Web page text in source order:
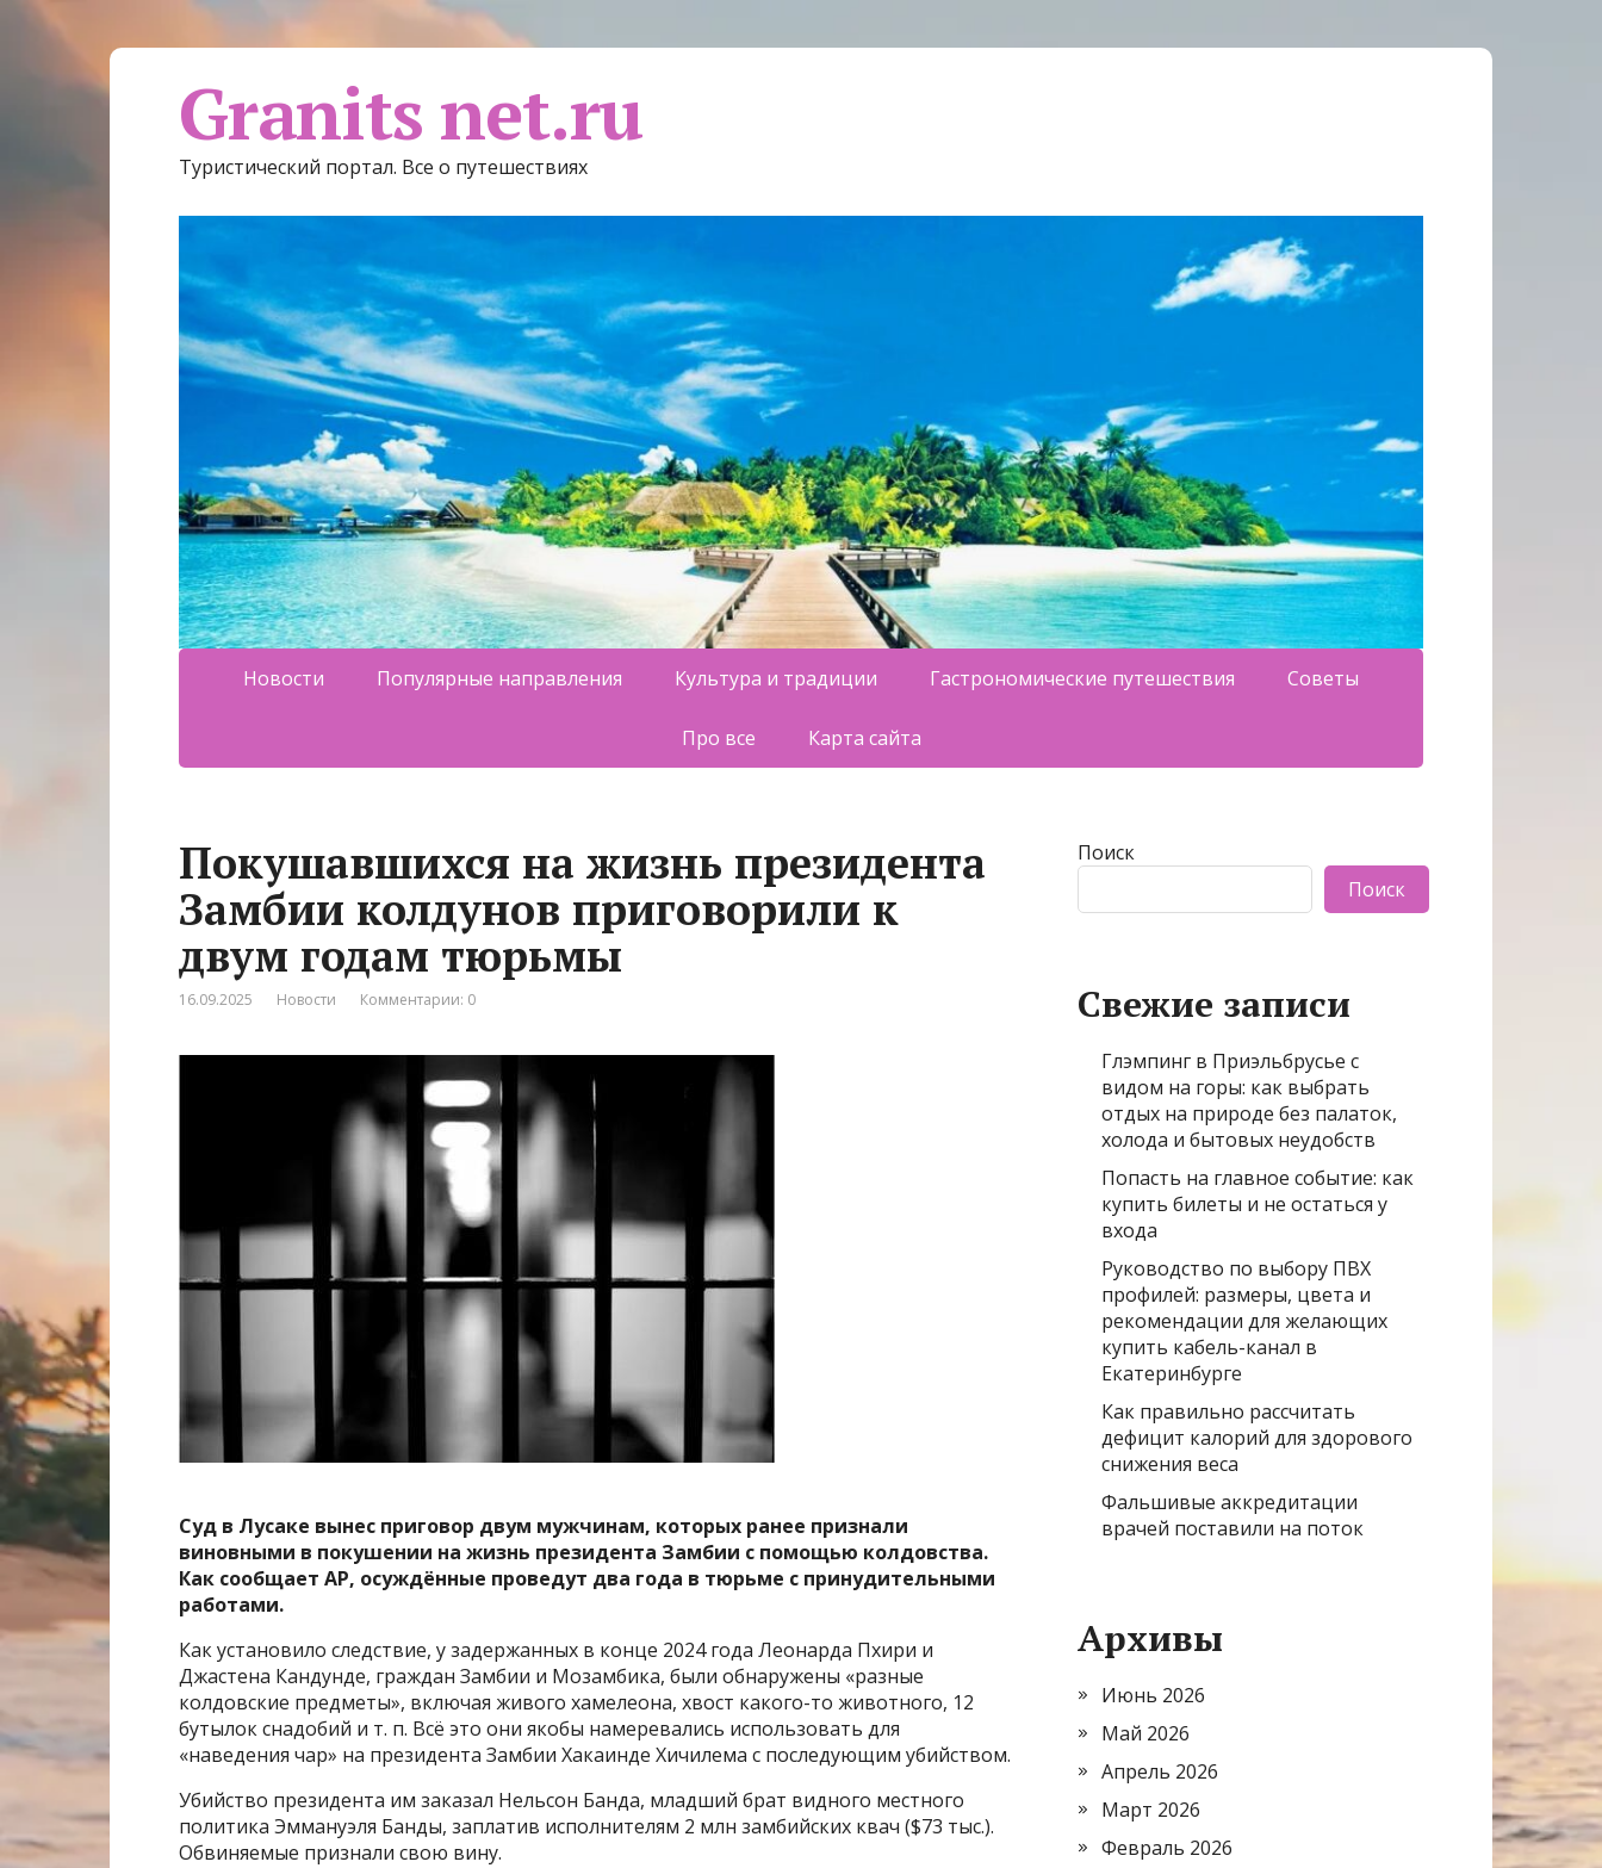
Granits net.ru
Туристический портал. Все о путешествиях
Новости Популярные направления Культура и традиции Гастрономические путешествия Советы
Про все Карта сайта
Покушавшихся на жизнь президента
Замбии колдунов приговорили к
двум годам тюрьмы
16.09.2025 Новости Комментарии: 0
Суд в Лусаке вынес приговор двум мужчинам, которых ранее признали
виновными в покушении на жизнь президента Замбии с помощью колдовства.
Как сообщает AP, осуждённые проведут два года в тюрьме с принудительными
работами.
Как установило следствие, у задержанных в конце 2024 года Леонарда Пхири и
Джастена Кандунде, граждан Замбии и Мозамбика, были обнаружены «разные
колдовские предметы», включая живого хамелеона, хвост какого-то животного, 12
бутылок снадобий и т. п. Всё это они якобы намеревались использовать для
«наведения чар» на президента Замбии Хакаинде Хичилема с последующим убийством.
Убийство президента им заказал Нельсон Банда, младший брат видного местного
политика Эммануэля Банды, заплатив исполнителям 2 млн замбийских квач ($73 тыс.).
Обвиняемые признали свою вину.
Поиск
Поиск
Свежие записи
Глэмпинг в Приэльбрусье с
видом на горы: как выбрать
отдых на природе без палаток,
холода и бытовых неудобств
Попасть на главное событие: как
купить билеты и не остаться у
входа
Руководство по выбору ПВХ
профилей: размеры, цвета и
рекомендации для желающих
купить кабель-канал в
Екатеринбурге
Как правильно рассчитать
дефицит калорий для здорового
снижения веса
Фальшивые аккредитации
врачей поставили на поток
Архивы
Июнь 2026
Май 2026
Апрель 2026
Март 2026
Февраль 2026